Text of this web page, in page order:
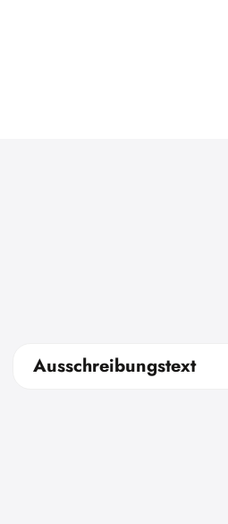
Ausschreibungstext